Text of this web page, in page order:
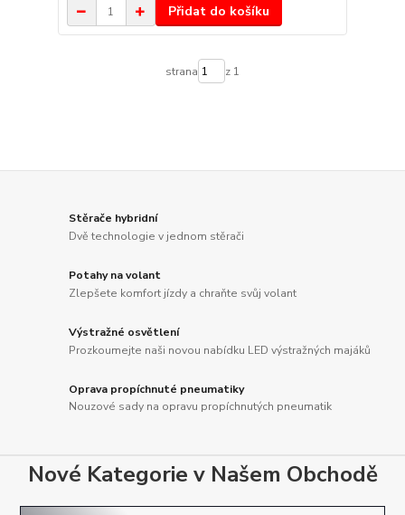
Přidat do košíku
strana z 1
Stěrače hybridní
Dvě technologie v jednom stěrači
Potahy na volant
Zlepšete komfort jízdy a chraňte svůj volant
Výstražné osvětlení
Prozkoumejte naši novou nabídku LED výstražných majáků
Oprava propíchnuté pneumatiky
Nouzové sady na opravu propíchnutých pneumatik
Nové Kategorie v Našem Obchodě